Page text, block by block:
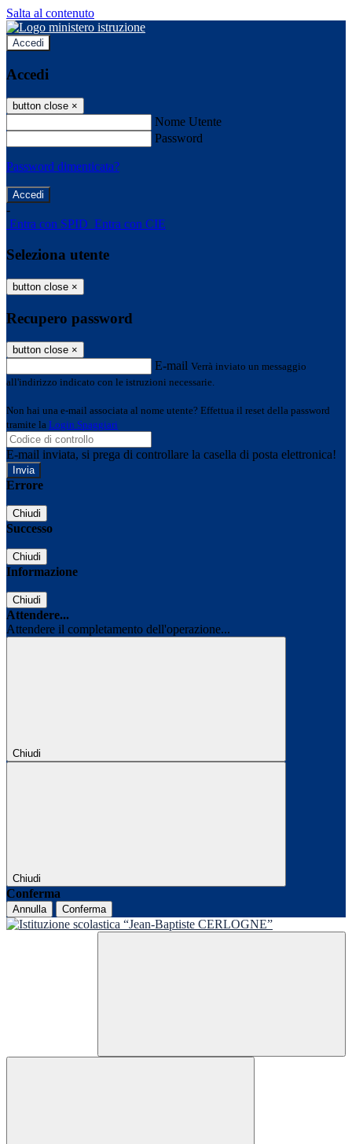
Salta al contenuto
Accedi
Accedi
button close ×
Nome Utente
Password
Password dimenticata?
-
Entra con SPID Entra con CIE
Seleziona utente
button close ×
Recupero password
button close ×
E-mail Verrà inviato un messaggio
all'indirizzo indicato con le istruzioni necessarie.
Non hai una e-mail associata al nome utente? Effettua il reset della password
tramite la Login Spaggiari
E-mail inviata, si prega di controllare la casella di posta elettronica!
Errore
Chiudi
Successo
Chiudi
Informazione
Chiudi
Attendere...
Attendere il completamento dell'operazione...
Chiudi
Chiudi
Conferma
Annulla Conferma